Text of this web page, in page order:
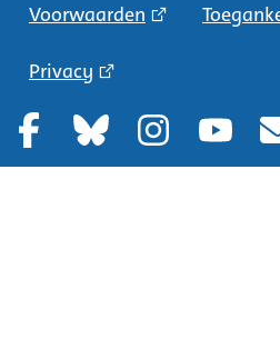
Voorwaarden
Privacy